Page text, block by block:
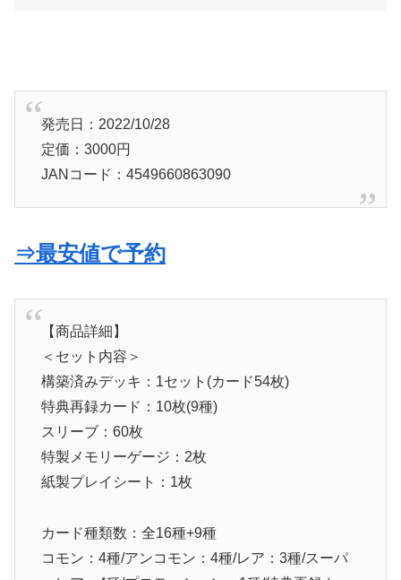
発売日：2022/10/28
定価：3000円
JANコード：4549660863090
⇒最安値で予約
【商品詳細】
＜セット内容＞
構築済みデッキ：1セット(カード54枚)
特典再録カード：10枚(9種)
スリーブ：60枚
特製メモリーゲージ：2枚
紙製プレイシート：1枚
カード種類数：全16種+9種
コモン：4種/アンコモン：4種/レア：3種/スーパ